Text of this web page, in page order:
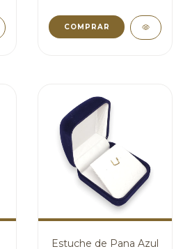
COMPRAR
Estuche de Pana Azul